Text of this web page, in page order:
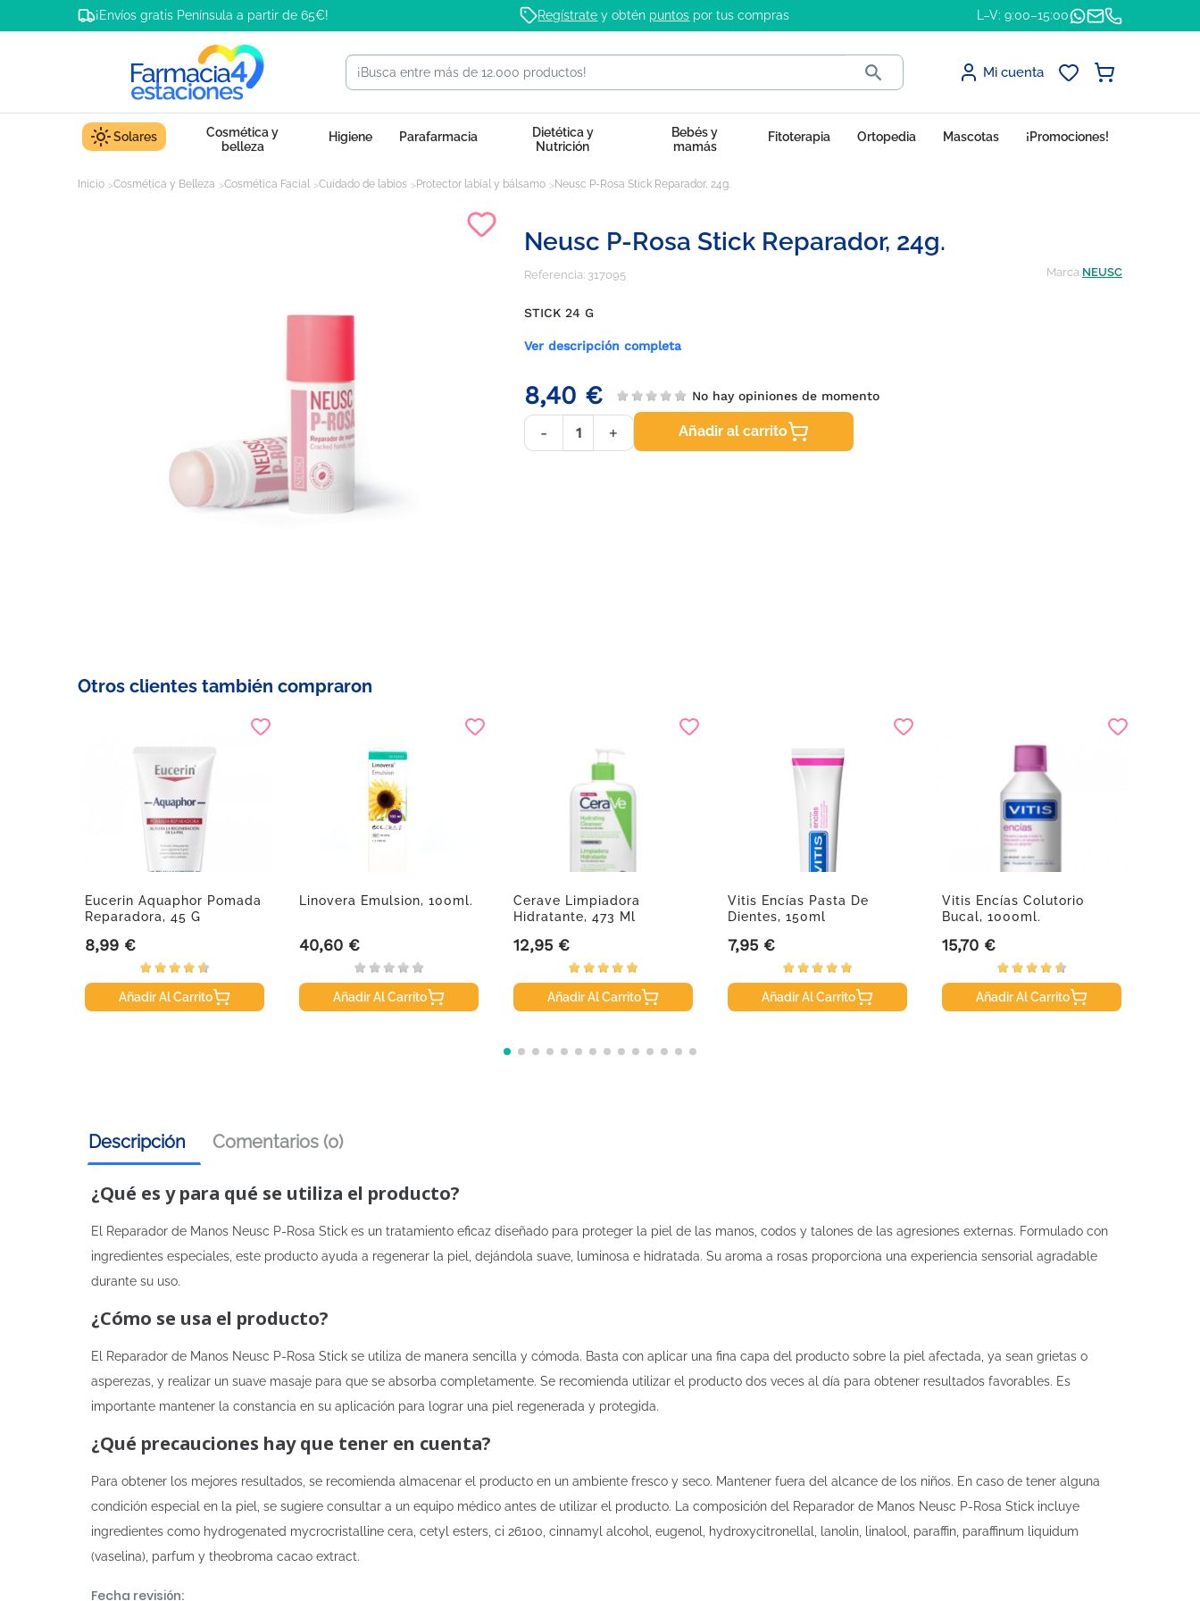
¡Envíos gratis Península a partir de 65€! Regístrate y obtén puntos por tus compras L–V: 9:00–15:00
 Mi cuenta
Solares
Cosmética y
belleza
Higiene Parafarmacia
Dietética y
Nutrición
Bebés y
mamás
Fitoterapia Ortopedia Mascotas ¡Promociones!
Inicio Cosmética y Belleza Cosmética Facial Cuidado de labios Protector labial y bálsamo Neusc P-Rosa Stick Reparador, 24g.
Neusc P-Rosa Stick Reparador, 24g.
Referencia: 317095 Marca NEUSC
STICK 24 G
Ver descripción completa
8,40 € No hay opiniones de momento
- + Añadir al carrito
Otros clientes también compraron
Eucerin Aquaphor Pomada
Reparadora, 45 G
Precio
8,99 €
Añadir Al Carrito
Linovera Emulsion, 100ml.
Precio
40,60 €
Añadir Al Carrito
Cerave Limpiadora
Hidratante, 473 Ml
Precio
12,95 €
Añadir Al Carrito
Vitis Encías Pasta De
Dientes, 150ml
Precio
7,95 €
Añadir Al Carrito
Vitis Encías Colutorio
Bucal, 1000ml.
Precio
15,70 €
Añadir Al Carrito
Descripción Comentarios (0)
¿Qué es y para qué se utiliza el producto?
El Reparador de Manos Neusc P-Rosa Stick es un tratamiento eficaz diseñado para proteger la piel de las manos, codos y talones de las agresiones externas. Formulado con
ingredientes especiales, este producto ayuda a regenerar la piel, dejándola suave, luminosa e hidratada. Su aroma a rosas proporciona una experiencia sensorial agradable
durante su uso.
¿Cómo se usa el producto?
El Reparador de Manos Neusc P-Rosa Stick se utiliza de manera sencilla y cómoda. Basta con aplicar una fina capa del producto sobre la piel afectada, ya sean grietas o
asperezas, y realizar un suave masaje para que se absorba completamente. Se recomienda utilizar el producto dos veces al día para obtener resultados favorables. Es
importante mantener la constancia en su aplicación para lograr una piel regenerada y protegida.
¿Qué precauciones hay que tener en cuenta?
Para obtener los mejores resultados, se recomienda almacenar el producto en un ambiente fresco y seco. Mantener fuera del alcance de los niños. En caso de tener alguna
condición especial en la piel, se sugiere consultar a un equipo médico antes de utilizar el producto. La composición del Reparador de Manos Neusc P-Rosa Stick incluye
ingredientes como hydrogenated mycrocristalline cera, cetyl esters, ci 26100, cinnamyl alcohol, eugenol, hydroxycitronellal, lanolin, linalool, paraffin, paraffinum liquidum
(vaselina), parfum y theobroma cacao extract.
Fecha revisión: